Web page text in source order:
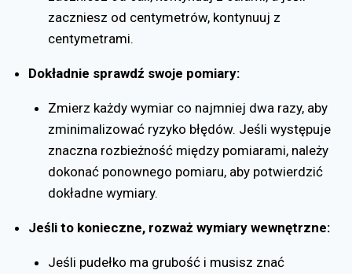
zaczniesz od centymetrów, kontynuuj z
centymetrami.
Dokładnie sprawdź swoje pomiary:
Zmierz każdy wymiar co najmniej dwa razy, aby
zminimalizować ryzyko błędów. Jeśli występuje
znaczna rozbieżność między pomiarami, należy
dokonać ponownego pomiaru, aby potwierdzić
dokładne wymiary.
Jeśli to konieczne, rozważ wymiary wewnętrzne:
Jeśli pudełko ma grubość i musisz znać